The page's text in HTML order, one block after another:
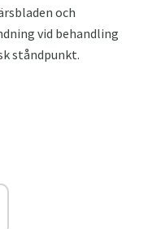
och
vid behandling
ståndpunkt.